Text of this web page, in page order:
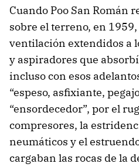
Cuando Poo San Román
sobre el terreno, en
ventilación extendidos a
y aspiradores que
incluso con esos
“espeso, asfixiante,
“ensordecedor”, por el
compresores, la
neumáticos y el
cargaban las rocas de la